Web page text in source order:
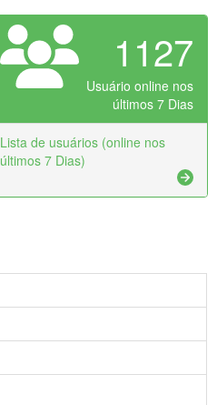
1127
Usuário online nos
últimos 7 Dias
Lista de usuários (online nos
últimos 7 Dias)